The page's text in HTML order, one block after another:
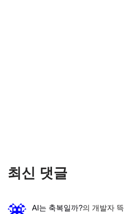
최신 댓글
AI는 축복일까?의 개발자 뜩